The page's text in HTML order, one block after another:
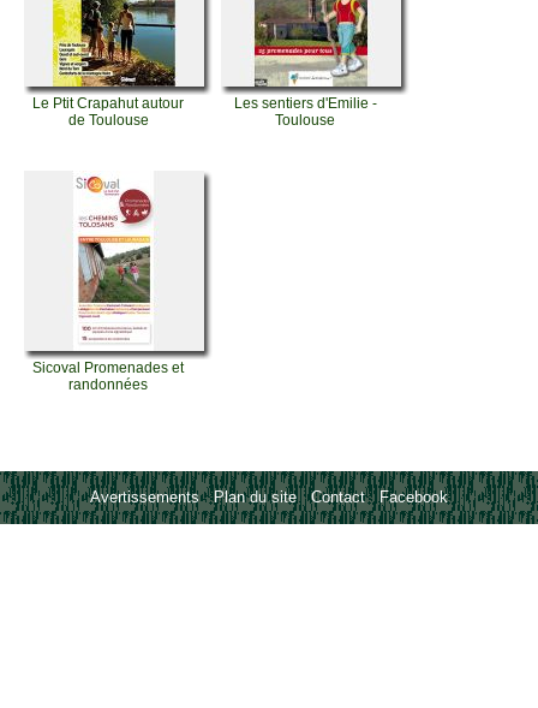
Le Ptit Crapahut autour
de Toulouse
Les sentiers d'Emilie -
Toulouse
Sicoval Promenades et
randonnées
Avertissements-Plan du site-Contact-Facebook